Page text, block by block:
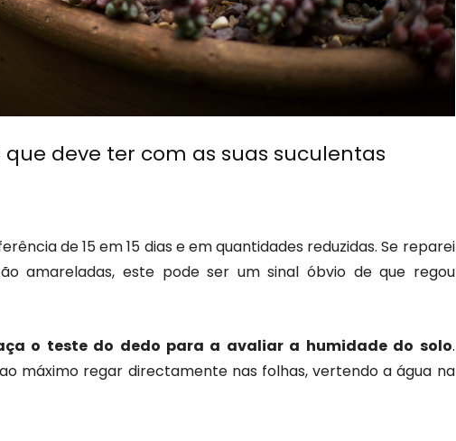
deve ter com as suas suculentas
de 15 em 15 dias e em quantidades reduzidas. Se reparei
amareladas, este pode ser um sinal óbvio de que regou
o teste do dedo para a avaliar a humidade do solo.
máximo regar directamente nas folhas, vertendo a água na